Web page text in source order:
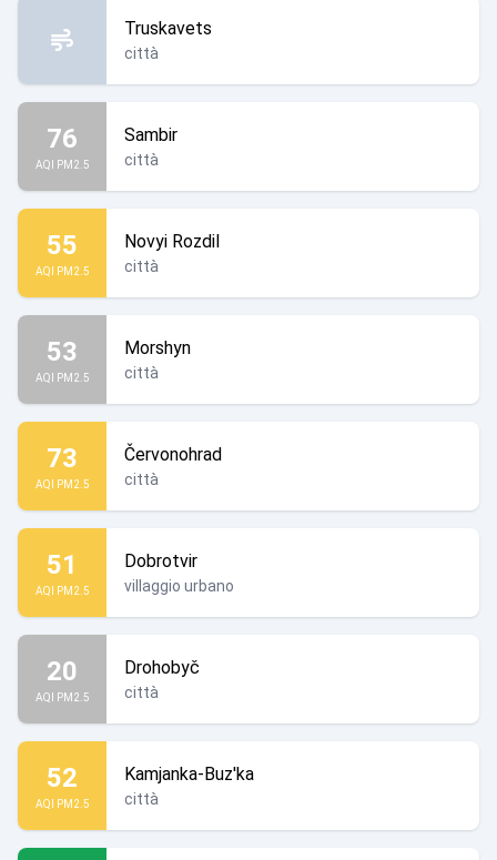
Truskavets
città
76
AQI PM2.5
Sambir
città
55
AQI PM2.5
Novyi Rozdil
città
53
AQI PM2.5
Morshyn
città
73
AQI PM2.5
Červonohrad
città
51
AQI PM2.5
Dobrotvir
villaggio urbano
20
AQI PM2.5
Drohobyč
città
52
AQI PM2.5
Kamjanka-Buz'ka
città